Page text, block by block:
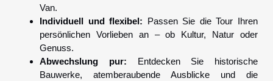
Van.
Individuell und flexibel: Passen Sie die Tour Ihren
persönlichen Vorlieben an – ob Kultur, Natur oder
Genuss.
Abwechslung pur: Entdecken Sie historische
Bauwerke, atemberaubende Ausblicke und die